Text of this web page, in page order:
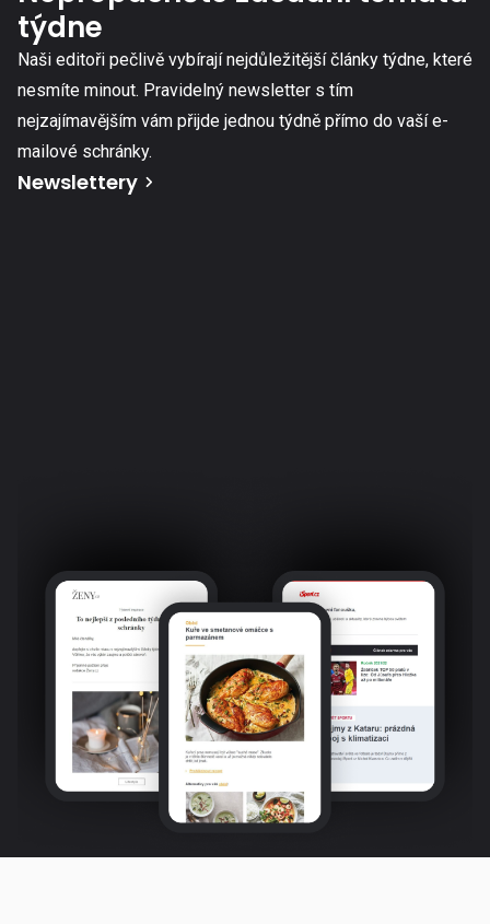
týdne
Naši editoři pečlivě vybírají nejdůležitější články týdne, které
nesmíte minout. Pravidelný newsletter s tím
nejzajímavějším vám přijde jednou týdně přímo do vaší e-
mailové schránky.
Newslettery